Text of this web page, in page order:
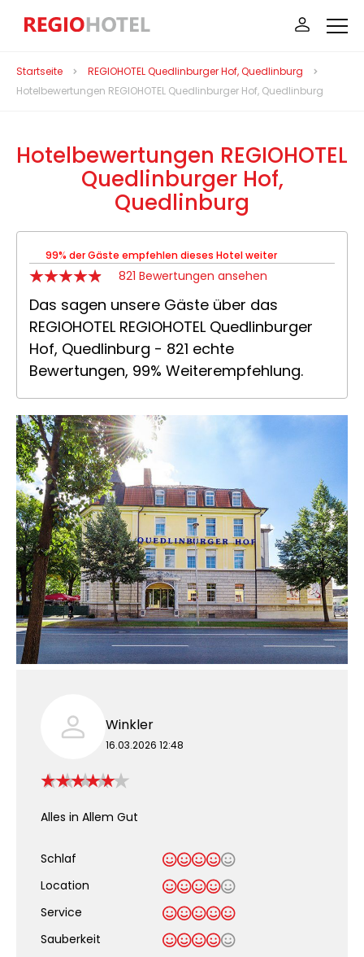
Startseite
REGIOHOTEL Quedlinburger Hof, Quedlinburg
Hotelbewertungen REGIOHOTEL Quedlinburger Hof, Quedlinburg
Hotelbewertungen REGIOHOTEL
Quedlinburger Hof,
Quedlinburg
99% der Gäste empfehlen dieses Hotel weiter
821 Bewertungen ansehen
Das sagen unsere Gäste über das
REGIOHOTEL REGIOHOTEL Quedlinburger
Hof, Quedlinburg - 821 echte
Bewertungen, 99% Weiterempfehlung.
Winkler
16.03.2026 12:48
Alles in Allem Gut
Schlaf
Location
Service
Sauberkeit